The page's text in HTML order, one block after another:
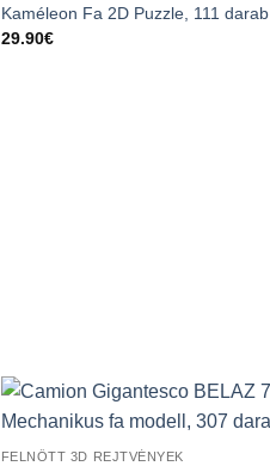
Kaméleon Fa 2D Puzzle, 111 darab
29.90€
FELNŐTT 3D REJTVÉNYEK